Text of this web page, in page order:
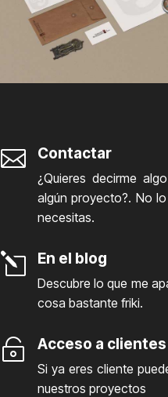
 Contactar
¿Quieres decirme
algún proyecto?. No
necesitas.
l En el blog
Descubre lo que me
cosa bastante friki.
 Acceso a clientes
Si ya eres cliente
nuestros proyectos